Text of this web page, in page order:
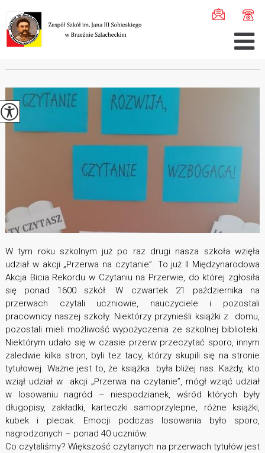
Przerwa na czytanie ...
PRZERWA NA CZYTANIE
W tym roku szkolnym już po raz drugi nasza szkoła wzięła
udział w akcji „Przerwa na czytanie”. To już II Międzynarodowa
Akcja Bicia Rekordu w Czytaniu na Przerwie, do której zgłosiła
się ponad 1600 szkół. W czwartek 21 października na
przerwach czytali uczniowie, nauczyciele i pozostali
pracownicy naszej szkoły. Niektórzy przynieśli książki z domu,
pozostali mieli możliwość wypożyczenia ze szkolnej biblioteki.
Niektórym udało się w czasie przerw przeczytać sporo, innym
zaledwie kilka stron, byli tez tacy, którzy skupili się na stronie
tytułowej. Ważne jest to, że książka była bliżej nas. Każdy, kto
wziął udział w akcji „Przerwa na czytanie”, mógł wziąć udział
w losowaniu nagród – niespodzianek, wśród których były
długopisy, zakładki, karteczki samoprzylepne, różne książki,
kubek i plecak. Emocji podczas losowania było sporo,
nagrodzonych – ponad 40 uczniów.
Co czytaliśmy? Większość czytanych na przerwach tytułów jest